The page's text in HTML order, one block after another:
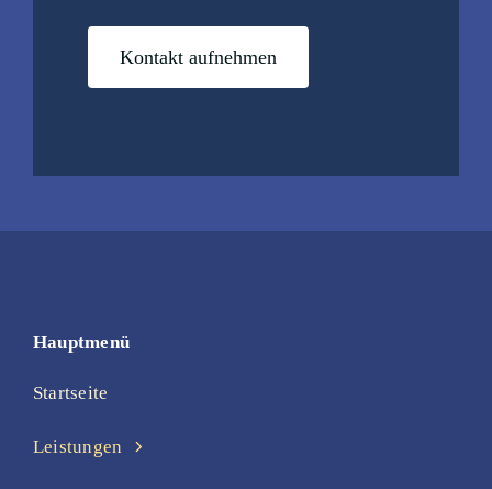
Kontakt aufnehmen
Hauptmenü
Startseite
Leistungen